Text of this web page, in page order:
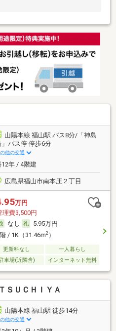
山陽本線 福山駅 バス8分/「神島
」バス停 停歩6分
他の交通
12年 / 4階建
広島県福山市南本庄２丁目
万円
理費3,500円
なし
5.95万円
/ 1K（31.46m2）
更新料なし
一人暮らし
車場(近隣含) インターネット無料
ＳＵＣＨＩＹＡ
山陽本線 福山駅 徒歩14分
他の交通